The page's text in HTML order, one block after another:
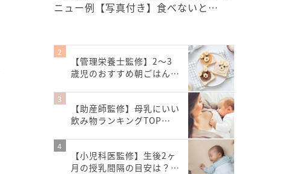
ニュー例【写真付き】食べないと…
【管理栄養士監修】2〜3
歳児のおすすめ朝ごはん…
【助産師監修】母乳にいい
飲み物ランキングTOP…
【小児科医監修】生後2ヶ
月の授乳間隔の目安は？…